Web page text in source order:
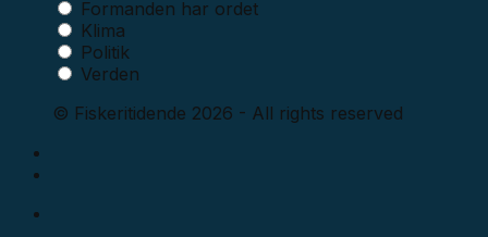
Formanden har ordet
Klima
Politik
Verden
© Fiskeritidende 2026 - All rights reserved